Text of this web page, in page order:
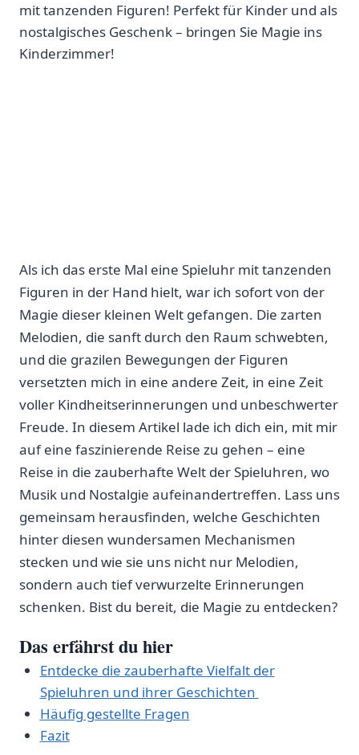
mit tanzenden Figuren! Perfekt für Kinder und als
nostalgisches Geschenk – bringen Sie Magie ins
Kinderzimmer!
Als ich das ‌erste Mal eine Spieluhr mit tanzenden
Figuren⁣ in der Hand⁤ hielt, war ich sofort von der
Magie dieser kleinen Welt gefangen. Die zarten
Melodien, die sanft ​durch den Raum schwebten,
und die grazilen​ Bewegungen der Figuren
versetzten mich in eine andere Zeit, in eine ‌Zeit
voller Kindheitserinnerungen ⁢und unbeschwerter
Freude.⁤ In diesem Artikel lade‍ ich​ dich ein, mit⁤ mir
auf eine faszinierende Reise zu gehen – eine
Reise in die ⁢zauberhafte ⁣Welt der Spieluhren, wo
Musik und Nostalgie aufeinandertreffen. Lass⁤ uns​
gemeinsam herausfinden, welche Geschichten
hinter diesen wundersamen ‍Mechanismen‍
stecken und wie sie uns nicht nur Melodien,
sondern auch tief verwurzelte Erinnerungen
schenken. ⁣Bist du bereit, die Magie zu⁢ entdecken?
Das erfährst du hier
Entdecke ⁢die zauberhafte Vielfalt der
Spieluhren ⁢und ihrer Geschichten ‍
Häufig gestellte Fragen
Fazit